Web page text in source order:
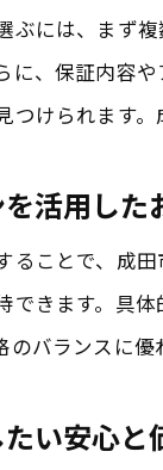
ぶには、まず
に、保証内容
つけられます
活用した
ることで、成
できます。具
のバランスに
い安心と